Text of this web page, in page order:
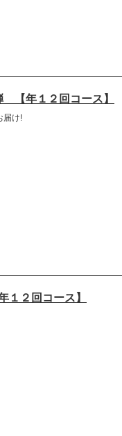
【年１２回コース】
届け!
１２回コース】